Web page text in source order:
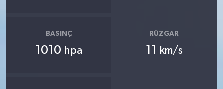
BASINÇ
1010 hpa
RÜZGAR
11 km/s